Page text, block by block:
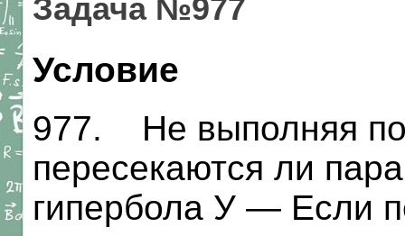
Задача №977
Условие
977. Не выполняя
пересекаются ли
гипербола У — Если